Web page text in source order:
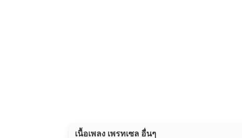
เนื้อเพลง เพรทเซล อื่นๆ